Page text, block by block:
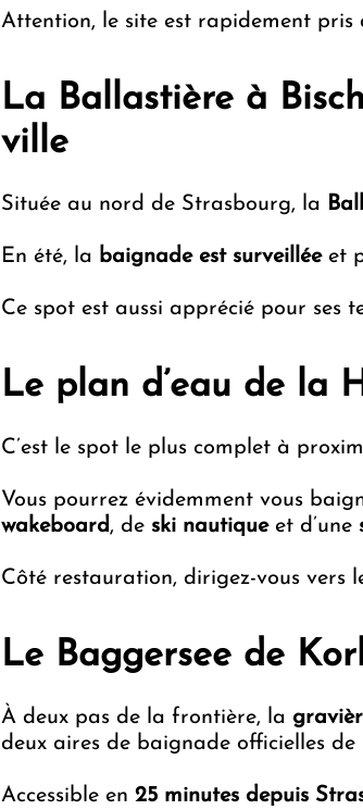
Attention, le site est rapidement pris
La Ballastière à
ville
Située au nord de Strasbourg, la
En été, la baignade est surveilléeet
Ce spot est aussi apprécié pour ses
Le plan d’eau de la
C’est le spot le plus complet à
Vous pourrez évidemment vous
wakeboard, de ski nautiqueet d’une
Côté restauration, dirigez-vous vers
Le Baggersee de
À deux pas de la frontière, la
deux aires de baignade officielles de
Accessible en 25 minutes depuis